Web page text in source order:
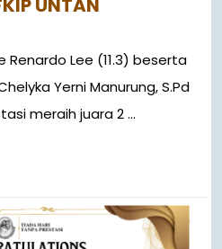
UNTAN
Lee (11.3) beserta
Yerni Manurung, S.Pd
meraih juara 2 ...